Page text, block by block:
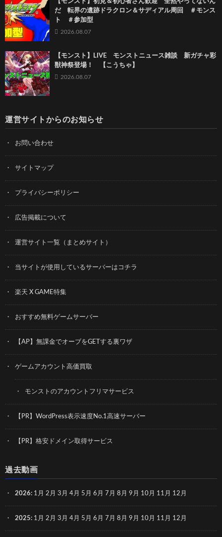
【モンスト】初見＆初心者さん歓迎 全然やってないん
だ 転界の遺跡ドラクロン＆サディアル周回 ＃モンス
ト ＃参加型
2026.08.07
【モンスト】LIVE モンストニュース雑談 新ガチャ彩
獣神祭登場！ 【こうちゃ】
2026.08.07
運営サイトからのお知らせ
お問い合わせ
サイトマップ
プライバシーポリシー
広告掲載について
運営サイト一覧（まとめサイト）
当サイトが使用しているサーバーはコチラ
楽天 X GAME特集
おすすめ無料ゲームサーバー
【AP】無課金でオーブをGETする裏ワザ
ゲームアカウント高価買取
モンストのアカウントフリマサービス
【PR】WordPress表示速度No.1高速サーバー
【PR】格安ドメイン取得サービス
過去動画
2026: 1月 2月 3月 4月 5月 6月 7月 8月 9月 10月 11月 12月
2025: 1月 2月 3月 4月 5月 6月 7月 8月 9月 10月 11月 12月